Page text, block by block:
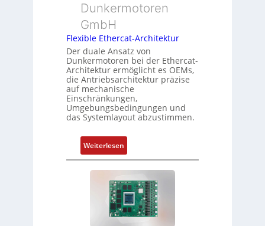
e
w
a
c
h
u
n
g
s
s
u
n
g
u
n
Z
u
s
t
a
n
d
e
t
y
p
s
o
r
g
t
f
ü
r
m
e
h
r
Dunkermotoren
GmbH
Flexible Ethercat-Architektur
Der duale Ansatz von
Dunkermotoren bei der Ethercat-
Architektur ermöglicht es OEMs,
die Antriebsarchitektur präzise
auf mechanische
Einschränkungen,
Umgebungsbedingungen und
das Systemlayout abzustimmen.
Weiterlesen:
F
l
e
x
i
b